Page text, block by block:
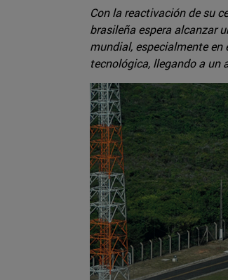
Con la reactivación de su
brasileña espera alcanzar
mundial, especialmente
tecnológica, llegando a un